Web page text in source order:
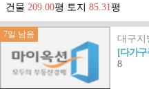
건물 209.00평 토지 85.31평
7일 남음
대구지
[다가
8